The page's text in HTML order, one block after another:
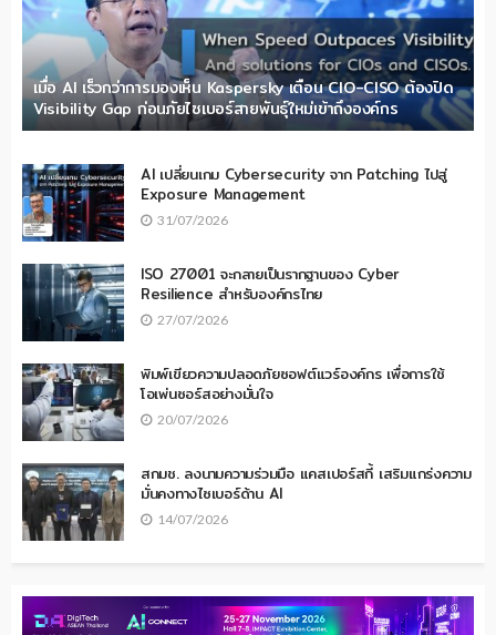
เมื่อ AI เร็วกว่าการมองเห็น Kaspersky เตือน CIO-CISO ต้องปิด
Visibility Gap ก่อนภัยไซเบอร์สายพันธุ์ใหม่เข้าถึงองค์กร
AI เปลี่ยนเกม Cybersecurity จาก Patching ไปสู่
Exposure Management
31/07/2026
ISO 27001 จะกลายเป็นรากฐานของ Cyber
Resilience สำหรับองค์กรไทย
27/07/2026
พิมพ์เขียวความปลอดภัยซอฟต์แวร์องค์กร เพื่อการใช้
โอเพ่นซอร์สอย่างมั่นใจ
20/07/2026
สกมช. ลงนามความร่วมมือ แคสเปอร์สกี้ เสริมแกร่งความ
มั่นคงทางไซเบอร์ด้าน AI
14/07/2026